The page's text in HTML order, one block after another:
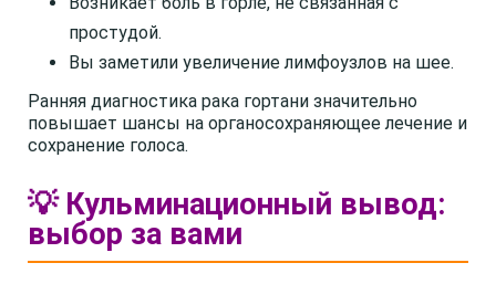
простудой.
Вы заметили увеличение лимфоузлов на шее.
Ранняя диагностика рака гортани значительно
повышает шансы на органосохраняющее лечение и
сохранение голоса.
💡 Кульминационный вывод:
выбор за вами